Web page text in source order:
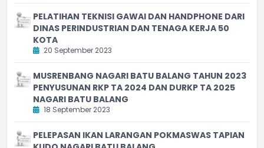
PELATIHAN TEKNISI GAWAI DAN HANDPHONE DARI
DINAS PERINDUSTRIAN DAN TENAGA KERJA 50
KOTA
20 September 2023
MUSRENBANG NAGARI BATU BALANG TAHUN 2023
PENYUSUNAN RKP TA 2024 DAN DURKP TA 2025
NAGARI BATU BALANG
18 September 2023
PELEPASAN IKAN LARANGAN POKMASWAS TAPIAN